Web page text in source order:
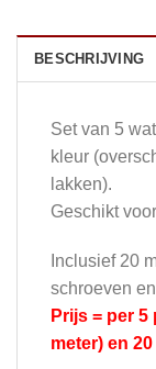
BESCHRIJVING
Set van 5
kleur
lakken).
Geschikt
Inclusief 20
schroeven
Prijs = per
meter) en